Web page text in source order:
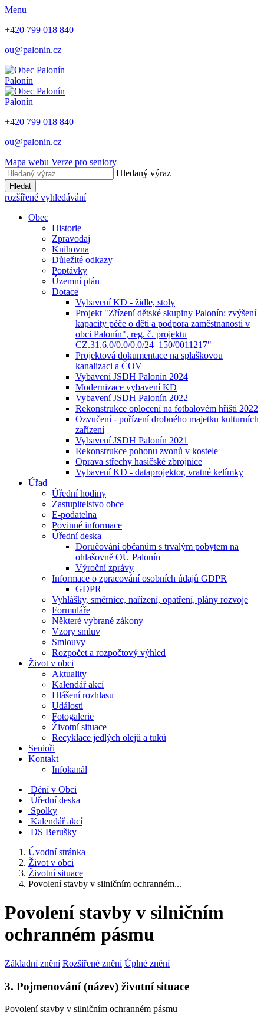
Menu
+420 799 018 840
ou@palonin.cz
Palonín
Palonín
+420 799 018 840
ou@palonin.cz
Mapa webu Verze pro seniory
Hledaný výraz
Hledat
rozšířené vyhledávání
Obec
Historie
Zpravodaj
Knihovna
Důležité odkazy
Poptávky
Územní plán
Dotace
Vybavení KD - židle, stoly
Projekt "Zřízení dětské skupiny Palonín: zvýšení
kapacity péče o děti a podpora zaměstnanosti v
obci Palonín", reg. č. projektu
CZ.31.6.0/0.0/0.0/24_150/0011217"
Projektová dokumentace na splaškovou
kanalizaci a ČOV
Vybavení JSDH Palonín 2024
Modernizace vybavení KD
Vybavení JSDH Palonín 2022
Rekonstrukce oplocení na fotbalovém hřišti 2022
Ozvučení - pořízení drobného majetku kulturních
zařízení
Vybavení JSDH Palonín 2021
Rekonstrukce pohonu zvonů v kostele
Oprava střechy hasičské zbrojnice
Vybavení KD - dataprojektor, vratné kelímky
Úřad
Úřední hodiny
Zastupitelstvo obce
E-podatelna
Povinné informace
Úřední deska
Doručování občanům s trvalým pobytem na
ohlašovně OÚ Palonín
Výroční zprávy
Informace o zpracování osobních údajů GDPR
GDPR
Vyhlášky, směrnice, nařízení, opatření, plány rozvoje
Formuláře
Některé vybrané zákony
Vzory smluv
Smlouvy
Rozpočet a rozpočtový výhled
Život v obci
Aktuality
Kalendář akcí
Hlášení rozhlasu
Události
Fotogalerie
Životní situace
Recyklace jedlých olejů a tuků
Senioři
Kontakt
Infokanál
Dění v Obci
Úřední deska
Spolky
Kalendář akcí
DS Berušky
Úvodní stránka
Život v obci
Životní situace
Povolení stavby v silničním ochranném...
Povolení stavby v silničním
ochranném pásmu
Základní znění Rozšířené znění Úplné znění
3. Pojmenování (název) životní situace
Povolení stavby v silničním ochranném pásmu